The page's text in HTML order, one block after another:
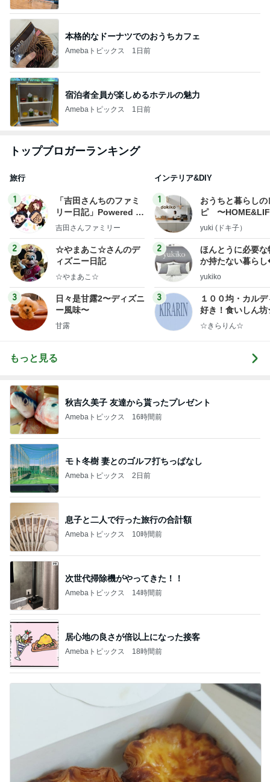
本格的なドーナツでのおうちカフェ
Amebaトピックス 1日前
宿泊者全員が楽しめるホテルの魅力
Amebaトピックス 1日前
トップブロガーランキング
旅行
1
「吉田さんちのファミ
リー日記」Powered b
y Ameba 吉田さんファ
ログ
吉田さんファミリー
2
☆やまあこ☆さんのデ
ィズニー日記
☆やまあこ☆
3
日々是甘露2〜ディズニ
ー風味〜
甘露
インテリア&DIY
1
おうちと暮らしの
ピ 〜
yuki (ドキ子）
2
ほんとうに必要な
か持たない暮ら
ep Life Simple◆
yukiko
3
１００均・カルデ
好き！食いしん
らりん☆のブログ
☆きらりん☆
もっと見る
秋吉久美子 友達から貰ったプレゼント
Amebaトピックス 16時間前
モト冬樹 妻とのゴルフ打ちっぱなし
Amebaトピックス 2日前
息子と二人で行った旅行の合計額
Amebaトピックス 10時間前
次世代掃除機がやってきた！！
Amebaトピックス 14時間前
居心地の良さが倍以上になった接客
Amebaトピックス 18時間前